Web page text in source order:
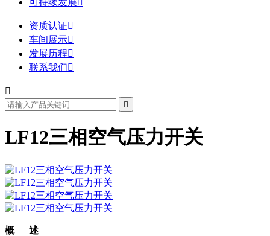
可持续发展
资质认证
车间展示
发展历程
联系我们


LF12三相空气压力开关
概 述